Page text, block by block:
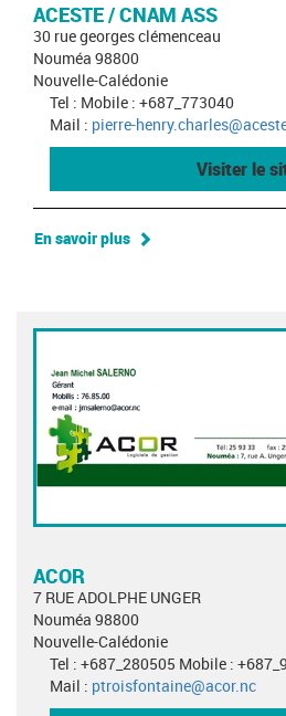
ACESTE / CNAM ASS
30 rue georges clémenceau
Nouméa 98800
Nouvelle-Calédonie
Tel : Mobile : +687_773040
Mail : pierre-
Visiter le
En savoir plus
ACOR
7 RUE ADOLPHE UNGER
Nouméa 98800
Nouvelle-Calédonie
Tel : +687_280505 Mobile :
Mail : ptroisfontaine@acor.nc